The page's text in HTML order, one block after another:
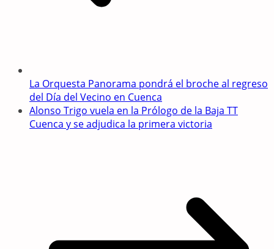
La Orquesta Panorama pondrá el broche al regreso
del Día del Vecino en Cuenca
Alonso Trigo vuela en la Prólogo de la Baja TT
Cuenca y se adjudica la primera victoria